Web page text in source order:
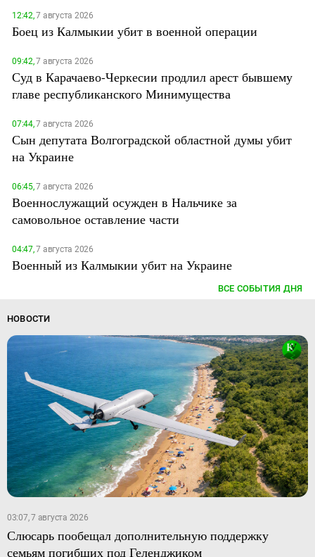
12:42,7 августа 2026
Боец из Калмыкии убит в военной операции
09:42,7 августа 2026
Суд в Карачаево-Черкесии продлил арест бывшему
главе республиканского Минимущества
07:44,7 августа 2026
Сын депутата Волгоградской областной думы убит
на Украине
06:45,7 августа 2026
Военнослужащий осужден в Нальчике за
самовольное оставление части
04:47,7 августа 2026
Военный из Калмыкии убит на Украине
ВСЕ СОБЫТИЯ ДНЯ
НОВОСТИ
03:07, 7 августа 2026
Слюсарь пообещал дополнительную поддержку
семьям погибших под Геленджиком